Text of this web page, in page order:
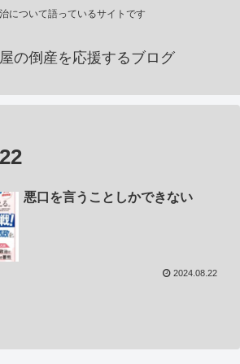
について語っているサイトです
の倒産を応援するブログ
悪口を言うことしかできない
2024.08.22